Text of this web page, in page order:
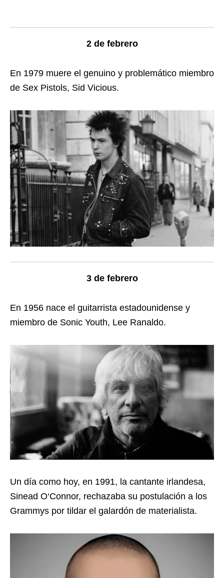
2 de febrero
En 1979 muere el genuino y problemático miembro
de Sex Pistols, Sid Vicious.
3 de febrero
En 1956 nace el guitarrista estadounidense y
miembro de Sonic Youth, Lee Ranaldo.
Un día como hoy, en 1991, la cantante irlandesa,
Sinead O‘Connor, rechazaba su postulación a los
Grammys por tildar el galardón de materialista.